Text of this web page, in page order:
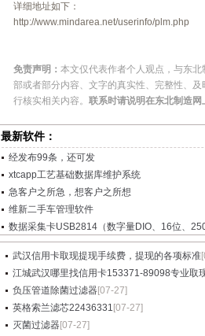
详细地址如下：
http://www.mindarea.net/userinfo/plm.php
免责声明： 本文仅代表作者个人观点，与东
部或者部分内容、文字的真实性、完整性、
行核实相关内容。 联系时请说明在东北制造网
最新软件：
经发布99条，还可发
xtcapp工艺基础数据库维护系统
急客户之所急，想客户之所想
维新二手车管理软件
数据采集卡USB2814（数字量DIO、16位、
武汉信用卡取现提现手续费，提现的各项标准
江城武汉哪里找信用卡153371-89098专业取
负压管道除菌过滤器[07-27]
英格索兰滤芯22436331 [07-27]
灭菌过滤器[07-27]